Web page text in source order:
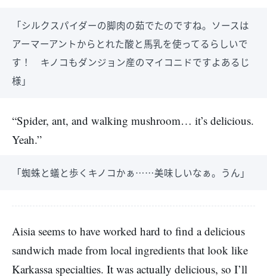
「シルクスパイダーの脚肉の茹でたのですね。ソースは
アーマーアントからとれた酸と馬乳を使ってるらしいで
す！ キノコもダンジョン産のマイコニドですよあるじ
様」
“Spider, ant, and walking mushroom… it’s delicious.
Yeah.”
「蜘蛛と蟻と歩くキノコかぁ……美味しいなぁ。うん」
Aisia seems to have worked hard to find a delicious
sandwich made from local ingredients that look like
Karkassa specialties. It was actually delicious, so I’ll